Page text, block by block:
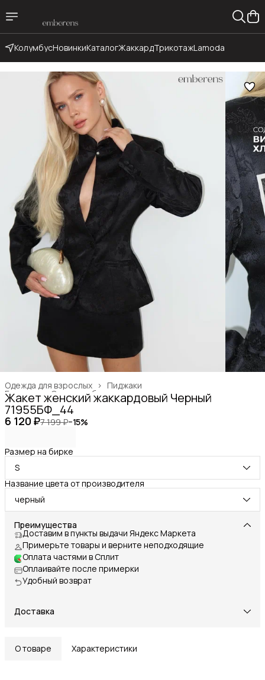
КолумбусНовинкиКаталогЖаккардТрикотажLamoda
Пиджаки
Одежда для взрослых ›
Одежда, обувь и аксессуары ›
Главная ›
Жакет женский жаккардовый Черный
71955БФ_44
6 120 ₽7 199 ₽−15%
Размер на бирке
S
Название цвета от производителя
черный
Преимущества
Доставим в пункты выдачи Яндекс Маркета
Примерьте товары и верните неподходящие
Оплата частями в Сплит
Оплаивайте после примерки
Удобный возврат
Доставка
О товаре Характеристики